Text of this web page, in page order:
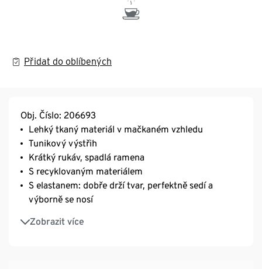
Přidat do oblíbených
Obj. Číslo: 206693
Lehký tkaný materiál v mačkaném vzhledu
Tunikový výstřih
Krátký rukáv, spadlá ramena
S recyklovaným materiálem
S elastanem: dobře drží tvar, perfektně sedí a
výborně se nosí
Zobrazit více
Tato halenka přispívá k ochraně zdrojů.